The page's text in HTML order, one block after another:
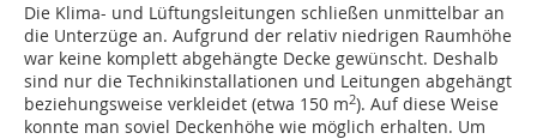
Die Klima- und Lüftungsleitungen schließen unmittelbar an
die Unterzüge an. Aufgrund der relativ niedrigen Raumhöhe
war keine komplett abgehängte Decke gewünscht. Deshalb
sind nur die Technikinstallationen und Leitungen abgehängt
beziehungsweise verkleidet (etwa 150 m2). Auf diese Weise
konnte man soviel Deckenhöhe wie möglich erhalten. Um